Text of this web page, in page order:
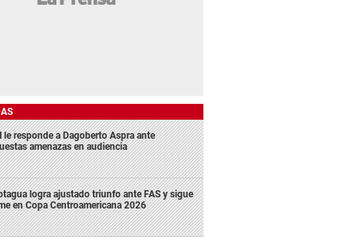
le responde a Dagoberto Aspra ante
amenazas en audiencia
logra ajustado triunfo ante FAS y sigue
en Copa Centroamericana 2026